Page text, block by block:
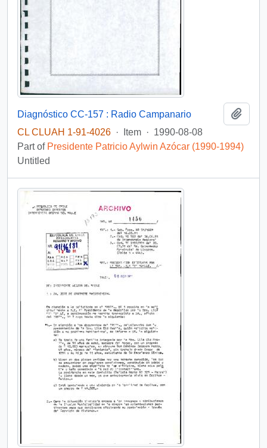
Diagnóstico CC-157 : Radio Campanario
CL CLUAH 1-91-4026 · Item · 1990-08-08
Part of Presidente Patricio Aylwin Azócar (1990-1994)
Untitled